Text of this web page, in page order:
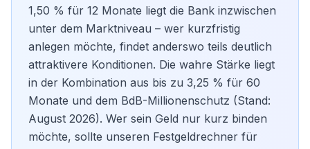
1,50 % für 12 Monate liegt die Bank inzwischen
unter dem Marktniveau – wer kurzfristig
anlegen möchte, findet anderswo teils deutlich
attraktivere Konditionen. Die wahre Stärke liegt
in der Kombination aus bis zu 3,25 % für 60
Monate und dem BdB-Millionenschutz (Stand:
August 2026). Wer sein Geld nur kurz binden
möchte, sollte unseren Festgeldrechner für